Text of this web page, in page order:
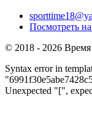
Посмотреть
© 2018 - 2026
Syntax error in
Unexpected "[",